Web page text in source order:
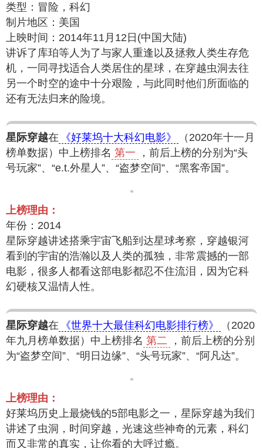
类型：冒险，科幻
制片地区：美国
上映时间：2014年11月12日(中国大陆)
讲诉了库珀等人为了与家人重逢以及拯救人类生存危
机，一同寻找适合人类居住的星球，在穿越虫洞去往
另一个时空的途中十分艰险，与此同时他们所面临的
还有无法归来的险境。
星际穿越在 《好莱坞十大科幻电影》
（2020年十一月
榜单数据）中上榜排名 第一
，前后上榜的分别为“头
号玩家”、“e.t.外星人”、“盗梦空间”、“黑客帝国”。
上榜理由：
年份：2014
星际穿越讲述搭乘宇宙飞船到达星球考察，穿越银河
看到的宇宙的浩瀚以及人类的孤独，非常震撼的一部
电影，很多人都看这部电影都忍不住流泪，因为它科
幻硬核又温情人性。
星际穿越在 《世界十大最佳科幻电影排行榜》
（2020
年九月榜单数据）中上榜排名 第二
，前后上榜的分别
为“盗梦空间”、“明日边缘”、“头号玩家”、“阿凡达”。
上榜理由：
好莱坞历史上最烧钱的5部电影之一，星际穿越为我们
讲述了虫洞，时间穿越，光速这些神奇的元素，科幻
而又非常的真实，让你看的大呼过瘾。